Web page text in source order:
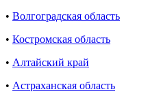
• Волгоградская область
• Костромская область
• Алтайский край
• Астраханская область